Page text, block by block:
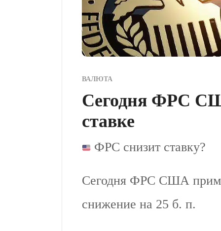
ВАЛЮТА
Сегодня ФРС
ставке
ФРС снизит ставку?
Сегодня ФРС США
снижение на 25 б. п.